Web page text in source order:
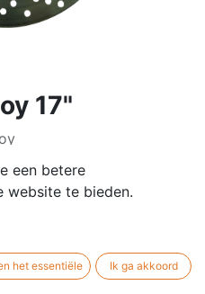
17"
een betere
website te bieden.
het essentiële Ik ga akkoord